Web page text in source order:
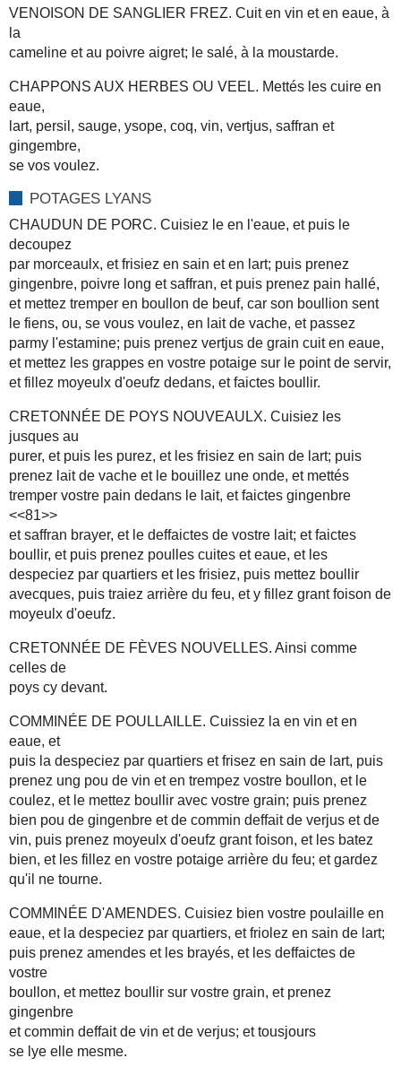
VENOISON DE SANGLIER FREZ. Cuit en vin et en eaue, à
la
cameline et au poivre aigret; le salé, à la moustarde.
CHAPPONS AUX HERBES OU VEEL. Mettés les cuire en
eaue,
lart, persil, sauge, ysope, coq, vin, vertjus, saffran et
gingembre,
se vos voulez.
POTAGES LYANS
CHAUDUN DE PORC. Cuisiez le en l'eaue, et puis le
decoupez
par morceaulx, et frisiez en sain et en lart; puis prenez
gingenbre, poivre long et saffran, et puis prenez pain hallé,
et mettez tremper en boullon de beuf, car son boullion sent
le fiens, ou, se vous voulez, en lait de vache, et passez
parmy l'estamine; puis prenez vertjus de grain cuit en eaue,
et mettez les grappes en vostre potaige sur le point de servir,
et fillez moyeulx d'oeufz dedans, et faictes boullir.
CRETONNÉE DE POYS NOUVEAULX. Cuisiez les
jusques au
purer, et puis les purez, et les frisiez en sain de lart; puis
prenez lait de vache et le bouillez une onde, et mettés
tremper vostre pain dedans le lait, et faictes gingenbre
<<81>>
et saffran brayer, et le deffaictes de vostre lait; et faictes
boullir, et puis prenez poulles cuites et eaue, et les
despeciez par quartiers et les frisiez, puis mettez boullir
avecques, puis traiez arrière du feu, et y fillez grant foison de
moyeulx d'oeufz.
CRETONNÉE DE FÈVES NOUVELLES. Ainsi comme
celles de
poys cy devant.
COMMINÉE DE POULLAILLE. Cuissiez la en vin et en
eaue, et
puis la despeciez par quartiers et frisez en sain de lart, puis
prenez ung pou de vin et en trempez vostre boullon, et le
coulez, et le mettez boullir avec vostre grain; puis prenez
bien pou de gingenbre et de commin deffait de verjus et de
vin, puis prenez moyeulx d'oeufz grant foison, et les batez
bien, et les fillez en vostre potaige arrière du feu; et gardez
qu'il ne tourne.
COMMINÉE D'AMENDES. Cuisiez bien vostre poulaille en
eaue, et la despeciez par quartiers, et friolez en sain de lart;
puis prenez amendes et les brayés, et les deffaictes de
vostre
boullon, et mettez boullir sur vostre grain, et prenez
gingenbre
et commin deffait de vin et de verjus; et tousjours
se lye elle mesme.